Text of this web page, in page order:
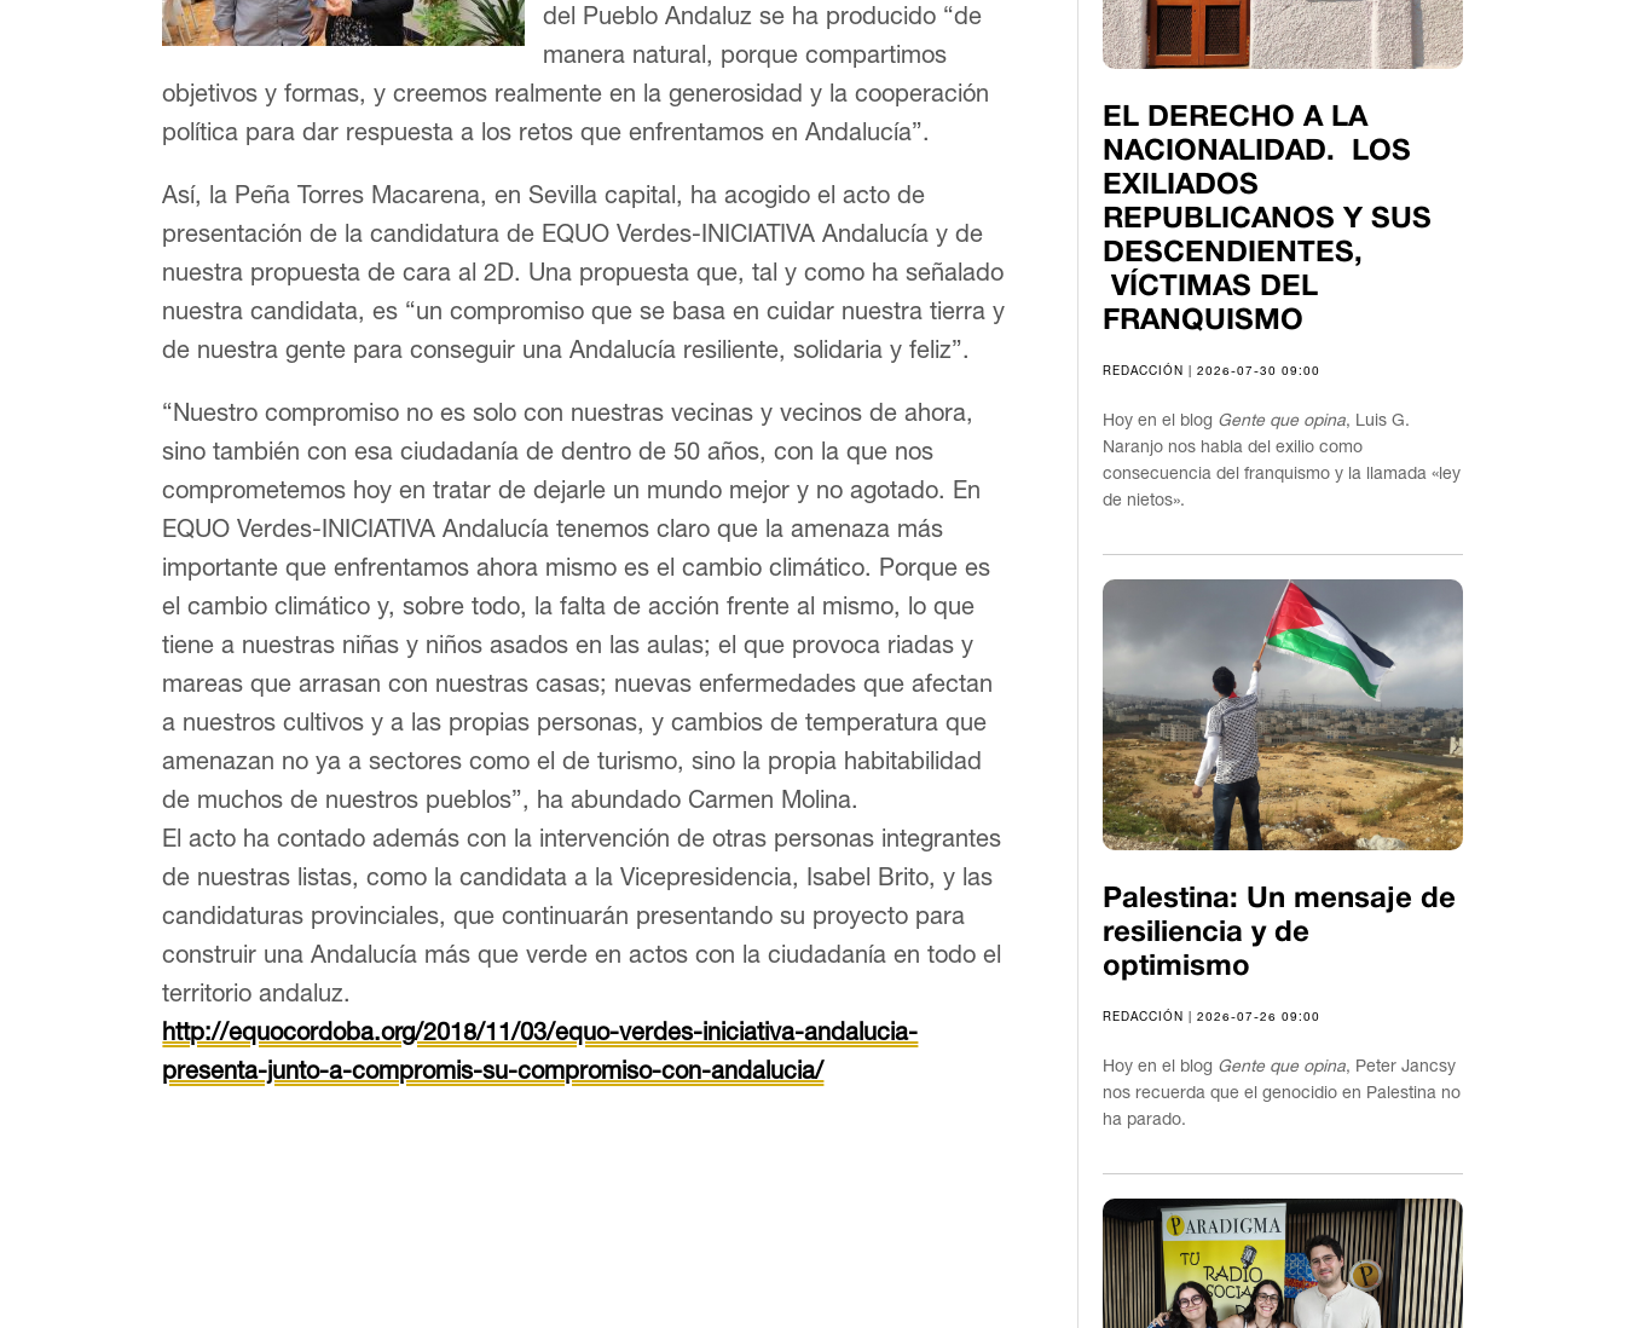
del Pueblo Andaluz se ha producido “de
manera natural, porque compartimos
objetivos y formas, y creemos realmente en la generosidad y la cooperación
política para dar respuesta a los retos que enfrentamos en Andalucía”.
Así, la Peña Torres Macarena, en Sevilla capital, ha acogido el acto de
presentación de la candidatura de EQUO Verdes-INICIATIVA Andalucía y de
nuestra propuesta de cara al 2D. Una propuesta que, tal y como ha señalado
nuestra candidata, es “un compromiso que se basa en cuidar nuestra tierra y
de nuestra gente para conseguir una Andalucía resiliente, solidaria y feliz”.
“Nuestro compromiso no es solo con nuestras vecinas y vecinos de ahora,
sino también con esa ciudadanía de dentro de 50 años, con la que nos
comprometemos hoy en tratar de dejarle un mundo mejor y no agotado. En
EQUO Verdes-INICIATIVA Andalucía tenemos claro que la amenaza más
importante que enfrentamos ahora mismo es el cambio climático. Porque es
el cambio climático y, sobre todo, la falta de acción frente al mismo, lo que
tiene a nuestras niñas y niños asados en las aulas; el que provoca riadas y
mareas que arrasan con nuestras casas; nuevas enfermedades que afectan
a nuestros cultivos y a las propias personas, y cambios de temperatura que
amenazan no ya a sectores como el de turismo, sino la propia habitabilidad
de muchos de nuestros pueblos”, ha abundado Carmen Molina.
El acto ha contado además con la intervención de otras personas integrantes
de nuestras listas, como la candidata a la Vicepresidencia, Isabel Brito, y las
candidaturas provinciales, que continuarán presentando su proyecto para
construir una Andalucía más que verde en actos con la ciudadanía en todo el
territorio andaluz.
http://equocordoba.org/2018/11/03/equo-verdes-iniciativa-andalucia-
presenta-junto-a-compromis-su-compromiso-con-andalucia/
EL DERECHO A LA
NACIONALIDAD. LOS
EXILIADOS
REPUBLICANOS Y SUS
DESCENDIENTES,
VÍCTIMAS DEL
FRANQUISMO
REDACCIÓN | 2026-07-30 09:00
Hoy en el blog Gente que opina, Luis G.
Naranjo nos habla del exilio como
consecuencia del franquismo y la llamada «ley
de nietos».
Palestina: Un mensaje de
resiliencia y de
optimismo
REDACCIÓN | 2026-07-26 09:00
Hoy en el blog Gente que opina, Peter Jancsy
nos recuerda que el genocidio en Palestina no
ha parado.